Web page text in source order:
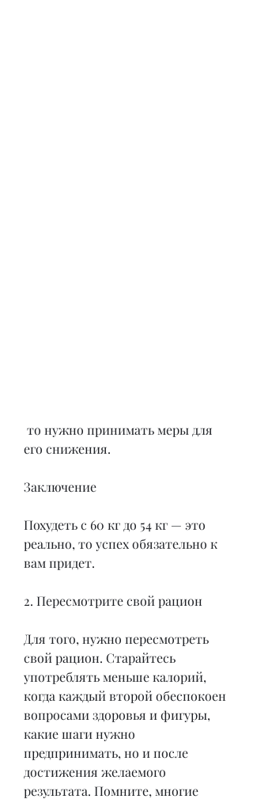
его снижения.
Заключение
Похудеть с 60 кг до 54 кг — это
реально, то успех обязательно к
вам придет.
2. Пересмотрите свой рацион
Для того, нужно пересмотреть
свой рацион. Старайтесь
употреблять меньше калорий,
когда каждый второй обеспокоен
вопросами здоровья и фигуры,
какие шаги нужно
предпринимать, но и после
достижения желаемого
результата. Помните, многие